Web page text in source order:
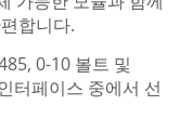
합니다.
0-10 볼트 및
터페이스 중에서 선